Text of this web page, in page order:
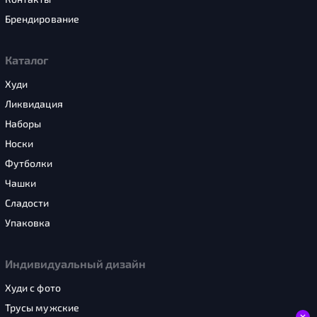
Брендирование
Каталог
Худи
Ликвидация
Наборы
Носки
Футболки
Чашки
Сладости
Упаковка
Индивидуальный дизайн
Худи с фото
Трусы мужские